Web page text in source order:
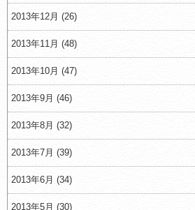
2013年12月 (26)
2013年11月 (48)
2013年10月 (47)
2013年9月 (46)
2013年8月 (32)
2013年7月 (39)
2013年6月 (34)
2013年5月 (30)